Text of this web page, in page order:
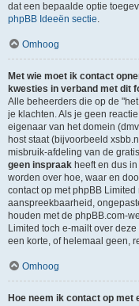
dat een bepaalde optie
phpBB Ideeën sectie.
Omhoog
Met wie moet ik contact
kwesties in verband met dit
Alle beheerders die op de
je klachten. Als je geen
eigenaar van het domein
host staat (bijvoorbeeld
misbruik-afdeling van de
geen inspraak heeft en dus
worden over hoe, waar en
contact op met phpBB
aanspreekbaarheid,
houden met de phpBB.com-
Limited toch e-mailt over
een korte, of helemaal geen,
Omhoog
Hoe neem ik contact op met